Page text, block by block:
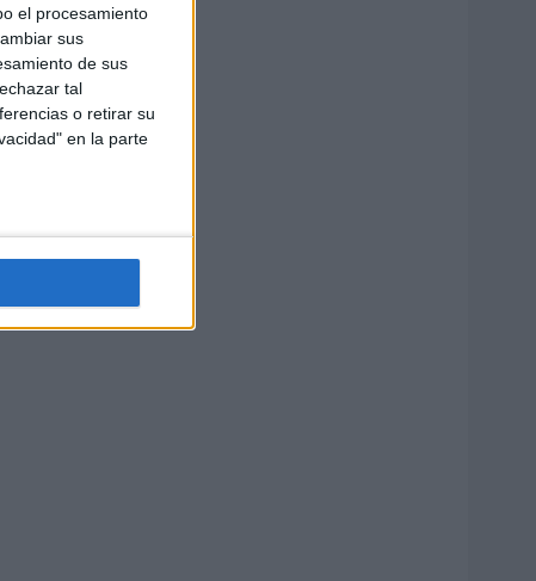
el procesamiento
sus
de sus
tal
o retirar su
en la parte